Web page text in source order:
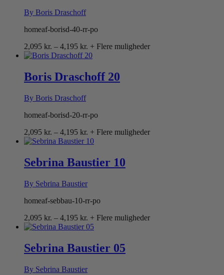
By Boris Draschoff
homeaf-borisd-40-rr-po
2,095 kr. – 4,195 kr. Prisinterval:
2,095 kr.
4,195 kr.
+ Flere muligheder
Boris Draschoff 20
By Boris Draschoff
homeaf-borisd-20-rr-po
2,095 kr. – 4,195 kr. Prisinterval:
2,095 kr.
4,195 kr.
+ Flere muligheder
Sebrina Baustier 10
By Sebrina Baustier
homeaf-sebbau-10-rr-po
2,095 kr. – 4,195 kr. Prisinterval:
2,095 kr.
4,195 kr.
+ Flere muligheder
Sebrina Baustier 05
By Sebrina Baustier